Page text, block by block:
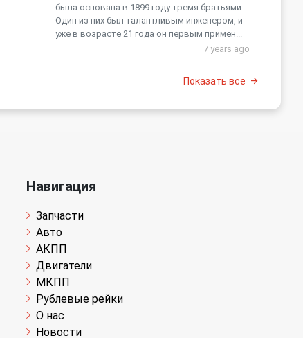
была основана в 1899 году тремя братьями.
Один из них был талантливым инженером, и
уже в возрасте 21 года он первым примен...
7 years ago
Показать все
Навигация
Запчасти
Авто
АКПП
Двигатели
МКПП
Рублевые рейки
О нас
Новости